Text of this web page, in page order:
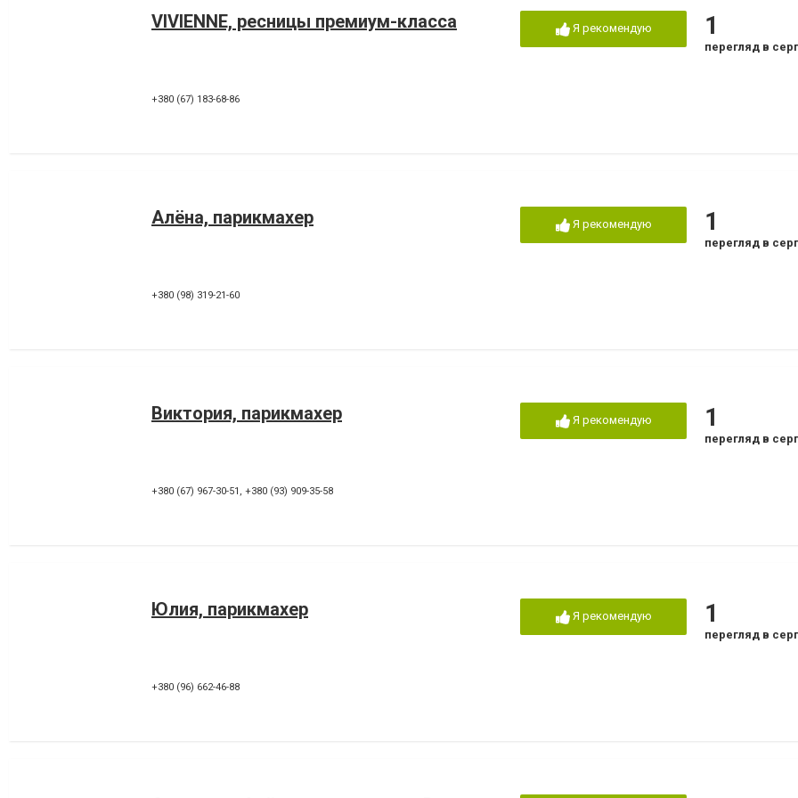
VIVIENNE, ресницы премиум-класса
+380 (67) 183-68-86
Я рекомендую 1
перегляд в
Алёна, парикмахер
+380 (98) 319-21-60
Я рекомендую 1
перегляд в
Виктория, парикмахер
+380 (67) 967-30-51 , +380 (93) 909-35-58
Я рекомендую 1
перегляд в
Юлия, парикмахер
+380 (96) 662-46-88
Я рекомендую 1
перегляд в